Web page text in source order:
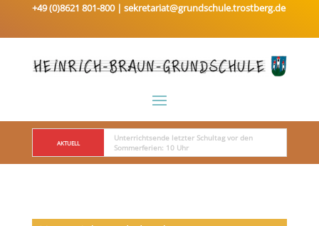
+49 (0)8621 801-800 | sekretariat@grundschule.trostberg.de
AKTUELL
Unterrichtsende letzter Schultag vor den
Sommerferien: 10 Uhr